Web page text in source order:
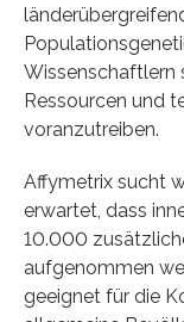
Wissenschaftlern
Ressourcen und
voranzutreiben.
Affymetrix sucht
erwartet, dass
10.000
aufgenommen
geeignet für die